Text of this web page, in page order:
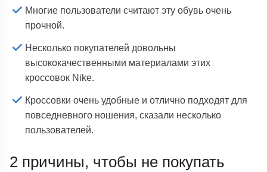
Многие пользователи считают эту обувь очень
прочной.
Несколько покупателей довольны
высококачественными материалами этих
кроссовок Nike.
Кроссовки очень удобные и отлично подходят для
повседневного ношения, сказали несколько
пользователей.
2 причины, чтобы не покупать